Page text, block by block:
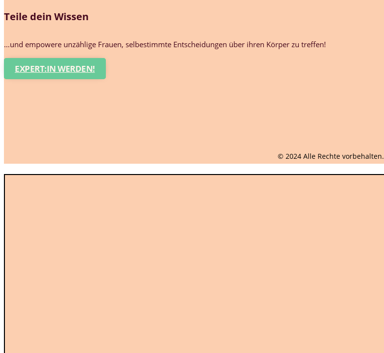
Teile dein Wissen
…und empowere unzählige Frauen, selbestimmte Entscheidungen über ihren Körper zu treffen!
EXPERT:IN WERDEN!
© 2024 Alle Rechte vorbehalten.